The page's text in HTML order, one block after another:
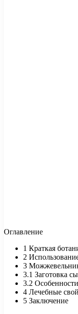
Оглавление
1 Краткая
2
3
3.1 Заготовка
3.2
4 Лечебные
5 Заключение